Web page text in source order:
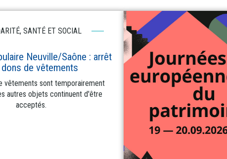
SANTÉ ET SOCIAL
Neuville/Saône : arrêt
de vêtements
vêtements sont temporairement
autres objets continuent d'être
acceptés.